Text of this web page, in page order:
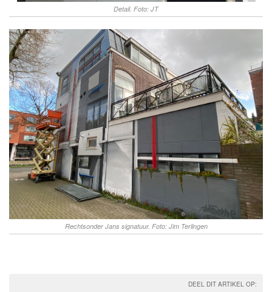
Detail. Foto: JT
Rechtsonder Jans signatuur. Foto: Jim Terlingen
DEEL DIT ARTIKEL OP: